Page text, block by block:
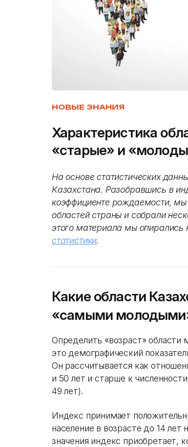
НОВЫЕ ЗНАНИЯ
Характеристика
«старые» и
На основе статистических
Казахстана. Разобравшись в
коэффициенте рождаемости,
областей страны и собрали
этого материала мы
статистики.
Какие области
«самыми
Определить «возраст»
это демографический
Он рассчитывается как
и 50 лет и старше к
49 лет).
Индекс принимает
население в возрасте до 14
значения индекс приобретает,